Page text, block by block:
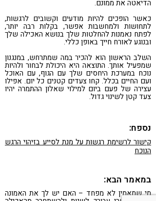
הדיאטה את ממונם.
כאשר הופכים להיות מודעים וקשובים לרגשות,
לתחושות ולמחשבות אפשר, בקלות רבה יותר,
לפתח נאמנות להחלטות שלך בנושא האכילה שלך
ובנוגע לאורח חייך באופן כללי.
השלב הראשון הוא להכיר במה שמתרחש, במנגנון
שמפעיל אותך. התוצאה היא היכולת לבחור ולהיות
נוכח במערכת היחסים שלך עם הגוף, עם האוכל
ועם החיים בכלל. קחו צעדים קטנים כל יום. אפילו
עצירה של פעם ביום למילוי שאלון ההתמרה יהיו
צעד קטן לשינוי גדול.
נספח:
קישור לרשימת רגשות על מנת לסייע בזיהוי הרגש
הנוכח
במאמר הבא:
מי שמאמין לא מפחד – האם יש לך את האמונה